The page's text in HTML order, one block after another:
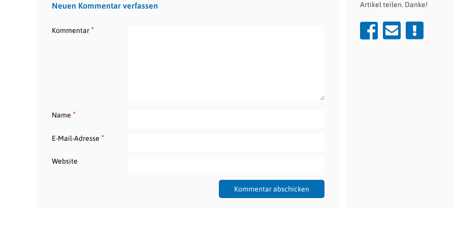
Neuen Kommentar verfassen
Kommentar*
Name *
E-Mail-Adresse *
Website
Artikel teilen. Danke!